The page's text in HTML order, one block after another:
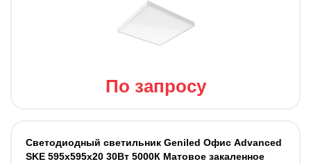
По запросу
Светодиодный светильник Geniled Офис Advanced
SKE 595х595х20 30Вт 5000К Матовое закаленное